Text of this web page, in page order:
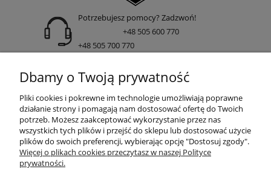
Potrzebujesz pomocy? Zadzwoń!
+48 505 600 770
+48 505 700 770
ul. Nakielska 266 85-391 Bydgoszcz
INFORMACJE
Dbamy o Twoją prywatność
Pliki cookies i pokrewne im technologie umożliwiają poprawne
działanie strony i pomagają nam dostosować ofertę do Twoich
potrzeb. Możesz zaakceptować wykorzystanie przez nas
wszystkich tych plików i przejść do sklepu lub dostosować użycie
plików do swoich preferencji, wybierając opcję "Dostosuj zgody".
Więcej o plikach cookies przeczytasz w naszej Polityce
prywatności.